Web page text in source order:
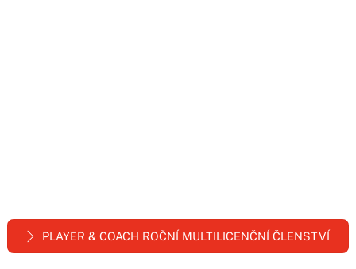
PLAYER & COACH ROČNÍ MULTILICENČNÍ ČLENSTVÍ